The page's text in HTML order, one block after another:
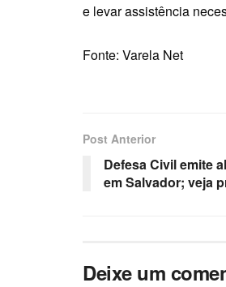
e levar assistência
Fonte: Varela Net
Post Anterior
Defesa Civil emite
em Salvador; veja
Deixe um